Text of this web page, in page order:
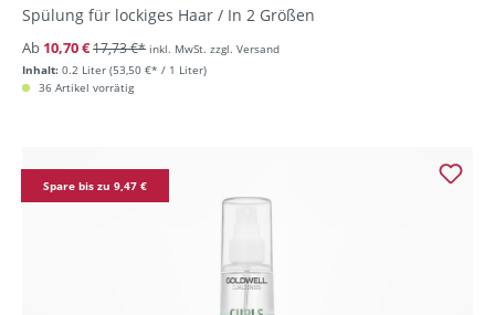
Spülung für lockiges Haar / In 2 Größen
Inhalt: 0.2 Liter (53,50 €* / 1 Liter)
Ab 10,70 €17,73 €* inkl. MwSt. zzgl. Versand
36 Artikel vorrätig
Spare bis zu 9,47 €